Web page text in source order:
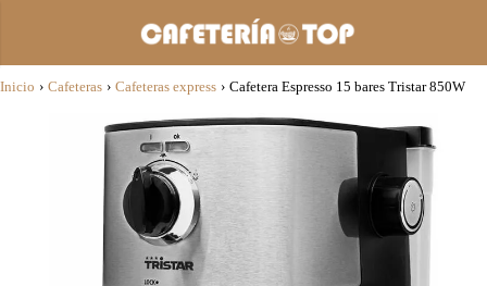
Inicio › Cafeteras › Cafeteras express › Cafetera Espresso 15 bares Tristar 850W